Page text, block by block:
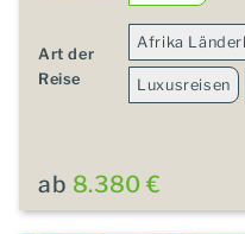
Art der
Reise
Afrika
Luxusreisen
ab 8.380 €